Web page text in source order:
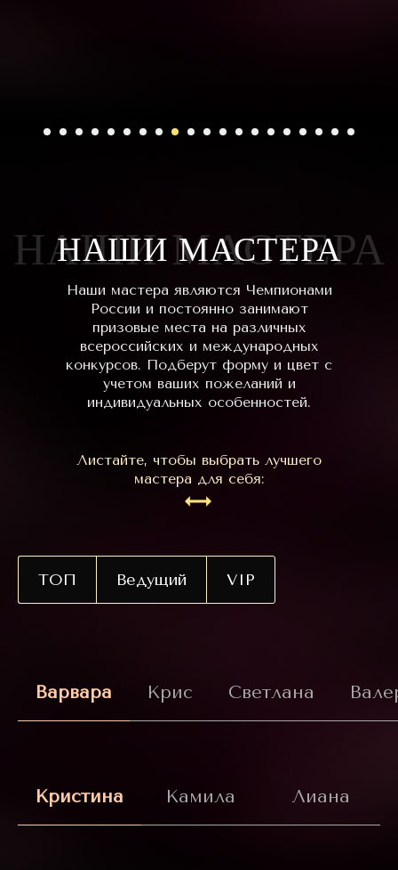
Наши мастера являются Чемпионами
России и постоянно занимают
призовые места на различных
всероссийских и международных
конкурсов. Подберут форму и цвет с
учетом ваших пожеланий и
индивидуальных особенностей.
Листайте, чтобы выбрать лучшего
мастера для себя:
НАШИ МАСТЕРА
НАШИ МАСТЕРА
ТОП Ведущий VIP
Варвара Крис Светлана
Кристина Камила Лиана